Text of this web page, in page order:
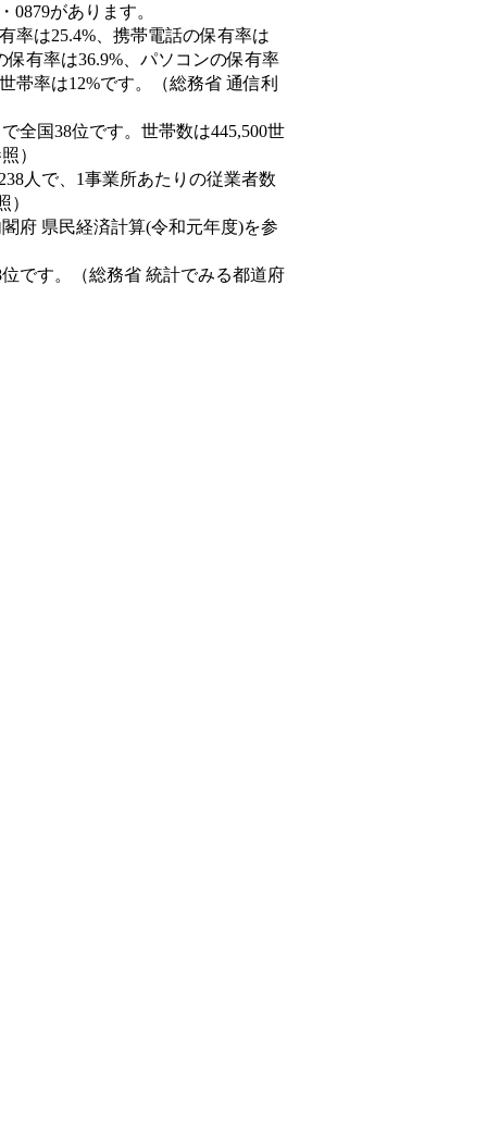
0879があります。
率は25.4%、携帯電話の保有率は
有率は36.9%、パソコンの保有率
帯率は12%です。（総務省 通信利
全国38位です。世帯数は445,500世
）
人で、1事業所あたりの従業者数
）
府 県民経済計算(令和元年度)を参
です。（総務省 統計でみる都道府